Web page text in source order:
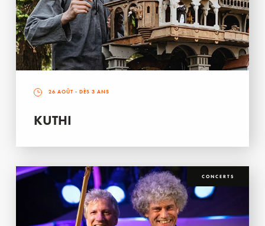
26 AOÛT - DÈS 3 ANS
KUTHI
CONCERTS